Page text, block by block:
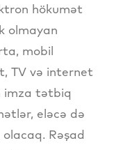
hökumət
olmayan
mobil
TV və internet
imza tətbiq
eləcə də
Rəşad